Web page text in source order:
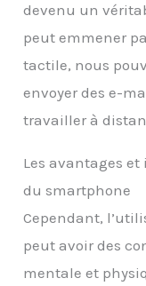
devenu un
peut emmener
tactile, nous
envoyer des e-
travailler à
Les avantages
du smartphone
Cependant,
peut avoir des
mentale et